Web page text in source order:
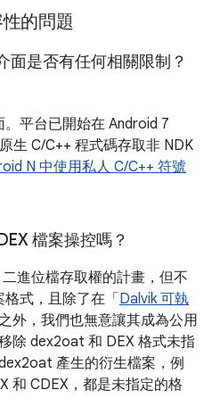
的問題
面是否有任何相關限制？
平台已開始在 Android 7
生 C/C++ 程式碼存取非 NDK
N 中使用私人 C/C++ 符號
檔案操控嗎？
進位檔存取權的計畫，但不
式，且除了在「 Dalvik 可執
外，我們也無意讓其成為公用
除 dex2oat 和 DEX 格式未指
產生的衍生檔案，例
和 CDEX，都是未指定的格